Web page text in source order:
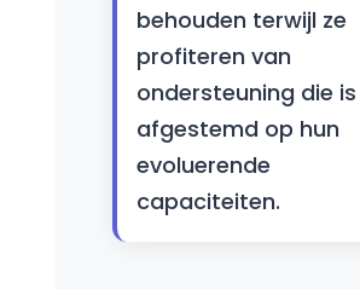
behouden terwijl ze
profiteren van
ondersteuning die is
afgestemd op hun
evoluerende
capaciteiten.